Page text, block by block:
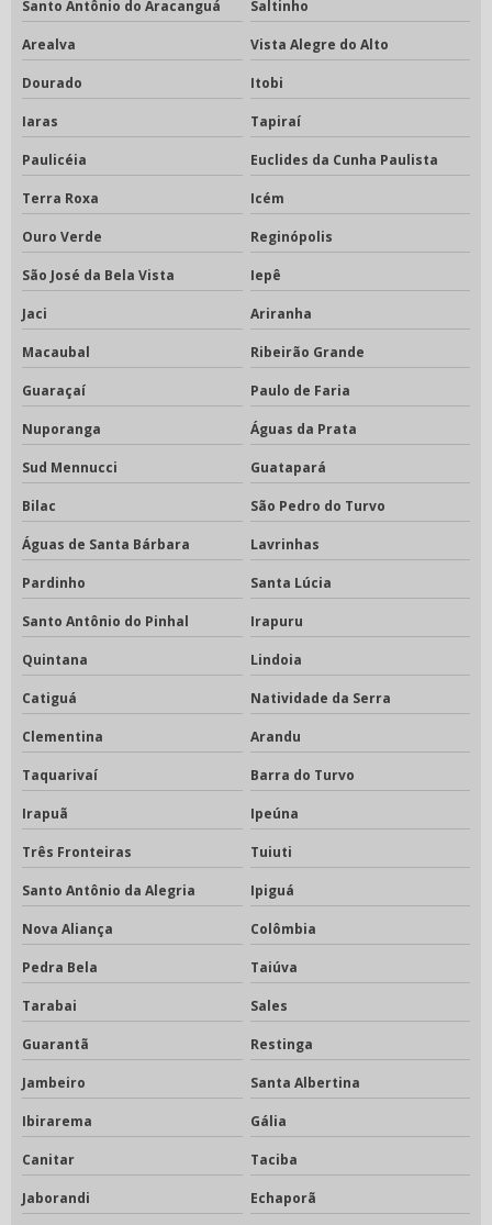
Santo Antônio do Aracanguá Saltinho
Arealva Vista Alegre do Alto
Dourado Itobi
Iaras Tapiraí
Paulicéia Euclides da Cunha Paulista
Terra Roxa Icém
Ouro Verde Reginópolis
São José da Bela Vista Iepê
Jaci Ariranha
Macaubal Ribeirão Grande
Guaraçaí Paulo de Faria
Nuporanga Águas da Prata
Sud Mennucci Guatapará
Bilac São Pedro do Turvo
Águas de Santa Bárbara Lavrinhas
Pardinho Santa Lúcia
Santo Antônio do Pinhal Irapuru
Quintana Lindoia
Catiguá Natividade da Serra
Clementina Arandu
Taquarivaí Barra do Turvo
Irapuã Ipeúna
Três Fronteiras Tuiuti
Santo Antônio da Alegria Ipiguá
Nova Aliança Colômbia
Pedra Bela Taiúva
Tarabai Sales
Guarantã Restinga
Jambeiro Santa Albertina
Ibirarema Gália
Canitar Taciba
Jaborandi Echaporã